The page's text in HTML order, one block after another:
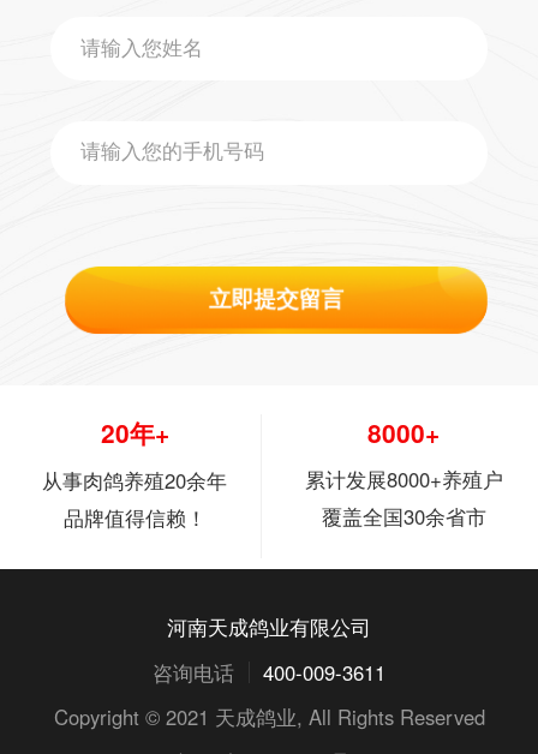
立即提交留言
20年+
从事肉鸽养殖20余年
品牌值得信赖！
8000+
累计发展8000+养殖户
覆盖全国30余省市
河南天成鸽业有限公司
咨询电话
400-009-3611
Copyright © 2021 天成鸽业, All Rights Reserved